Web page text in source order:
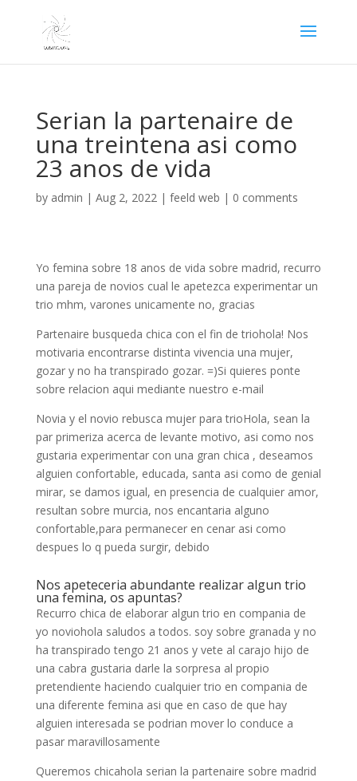
Serian la partenaire de
una treintena asi­ como
23 anos de vida
by admin | Aug 2, 2022| feeld web | 0 comments
Yo femina sobre 18 anos de vida sobre madrid, recurro
una pareja de novios cual le apetezca experimentar un
trio mhm, varones unicamente no, gracias
Partenaire busqueda chica con el fin de triohola! Nos
motivaria encontrarse distinta vivencia una mujer,
gozar y no ha transpirado gozar. =)Si quieres ponte
sobre relacion aqui mediante nuestro e-mail
Novia y el novio rebusca mujer para trioHola, sean la
par primeriza acerca de levante motivo, asi­ como nos
gustaria experimentar con una gran chica , deseamos
alguien confortable, educada, santa asi­ como de genial
mirar, se damos igual, en presencia de cualquier amor,
resultan sobre murcia, nos encantari­a alguno
confortable,para permanecer en cenar asi­ como
despues lo q pueda surgir, debido
Nos apeteceria abundante realizar algun trio
una femina, os apuntas?
Recurro chica de elaborar algun trio en compania de
yo noviohola saludos a todos. soy sobre granada y no
ha transpirado tengo 21 anos y vete al carajo hijo de
una cabra gustaria darle la sorpresa al propio
pretendiente haciendo cualquier trio en compania de
una diferente femina asi que en caso de que hay
alguien interesada se podri­an mover lo conduce a
pasar maravillosamente
Queremos chicahola serian la partenaire sobre madrid